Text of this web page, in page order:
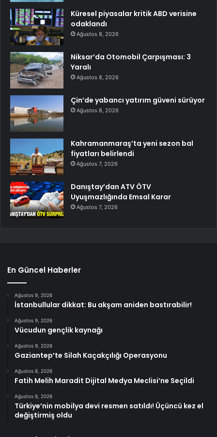
Küresel piyasalar kritik ABD verisine
odaklandı
Ağustos 8, 2026
Niksar’da Otomobil Çarpışması: 3
Yaralı
Ağustos 8, 2026
Çin’de yabancı yatırım güveni sürüyor
Ağustos 8, 2026
Kahramanmaraş’ta yeni sezon bal
fiyatları belirlendi
Ağustos 7, 2026
Danıştay’dan ATV ÖTV
Uyuşmazlığında Emsal Karar
Ağustos 7, 2026
En Güncel Haberler
Ağustos 9, 2026
İstanbullular dikkat: Bu akşam aniden bastırabilir!
Ağustos 9, 2026
Vücudun gençlik kaynağı
Ağustos 9, 2026
Gaziantep’te Silah Kaçakçılığı Operasyonu
Ağustos 8, 2026
Fatih Melih Maradit Dijital Medya Meclisi’ne Seçildi
Ağustos 8, 2026
Türkiye’nin mobilya devi resmen satıldı! Üçüncü kez el
değiştirmiş oldu